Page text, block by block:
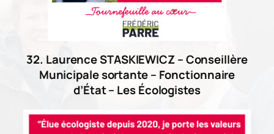
32. Laurence STASKIEWICZ – Conseillère
Municipale sortante – Fonctionnaire
d’État – Les Écologistes